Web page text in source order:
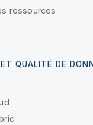
ressources
QUALITÉ DE